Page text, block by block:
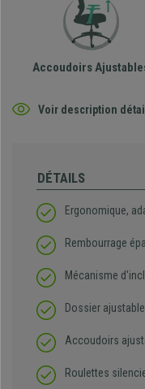
Accoudoirs
Voir description
DÉTAILS
Ergonomique,
Rembourrage
Mécanisme
Dossier
Accoudoirs
Roulettes